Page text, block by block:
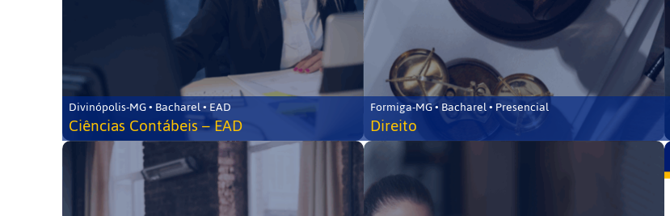
Divinópolis-MG • Bacharel • EAD
Ciências Contábeis – EAD
Formiga-MG • Bacharel • Presencial
Direito